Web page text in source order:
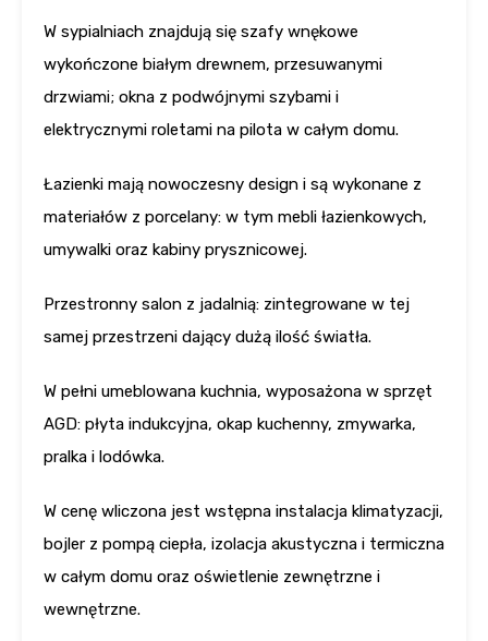
W sypialniach znajdują się szafy wnękowe
wykończone białym drewnem, przesuwanymi
drzwiami; okna z podwójnymi szybami i
elektrycznymi roletami na pilota w całym domu.
Łazienki mają nowoczesny design i są wykonane z
materiałów z porcelany: w tym mebli łazienkowych,
umywalki oraz kabiny prysznicowej.
Przestronny salon z jadalnią: zintegrowane w tej
samej przestrzeni dający dużą ilość światła.
W pełni umeblowana kuchnia, wyposażona w sprzęt
AGD: płyta indukcyjna, okap kuchenny, zmywarka,
pralka i lodówka.
W cenę wliczona jest wstępna instalacja klimatyzacji,
bojler z pompą ciepła, izolacja akustyczna i termiczna
w całym domu oraz oświetlenie zewnętrzne i
wewnętrzne.